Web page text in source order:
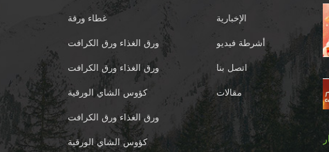
غطاء ورقة
ورق الغذاء ورق الكرافت
ورق الغذاء ورق الكرافت
كؤوس الشاي الورقية
ورق الغذاء ورق الكرافت
كؤوس الشاي الورقية
الإخبارية
أشرطة فيديو
اتصل بنا
مقالات